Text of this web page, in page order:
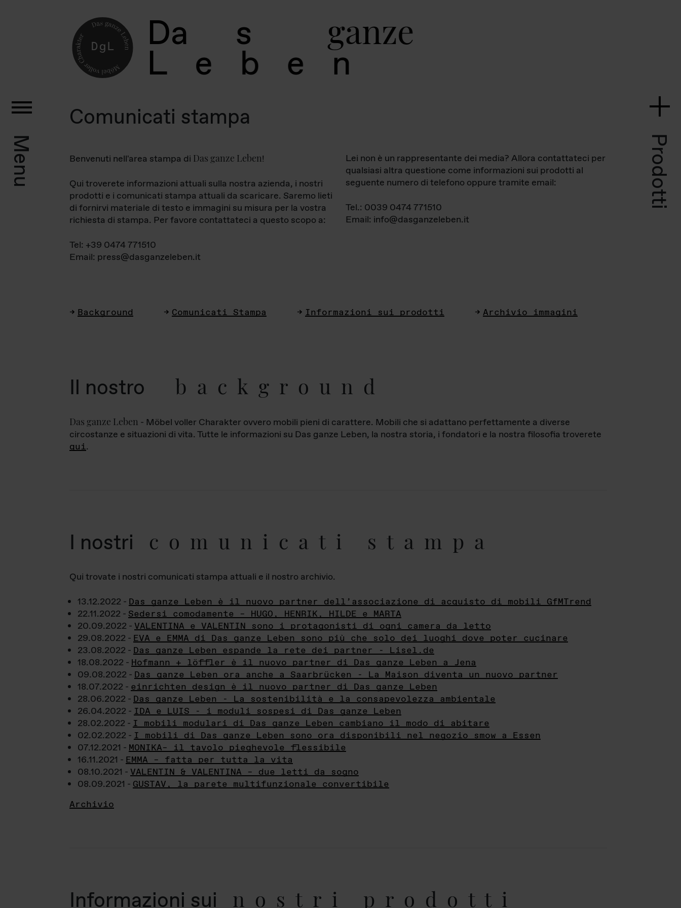
Da s ganz
L e b e
Menu Prodotti
Comunicati stampa
Benvenuti nell'area stampa di Das ganze Leben!
Qui troverete informazioni attuali sulla nostra azienda, i nostri
prodotti e i comunicati stampa attuali da scaricare. Saremo lieti
di fornirvi materiale di testo e immagini su misura per la vostra
richiesta di stampa. Per favore contattateci a questo scopo a:
Tel: +39 0474 771510
Email: press@dasganzeleben.it
Lei non è un rappresentante dei media? Allora contattateci per
qualsiasi altra questione come informazioni sui prodotti al
seguente numero di telefono oppure tramite email:
Tel.: 0039 0474 771510
Email: info@dasganzeleben.it
Background Comunicati Stampa Informazioni sui prodotti Archivio immagini
Il nostro background
Das ganze Leben - Möbel voller Charakter ovvero mobili pieni di carattere. Mobili che si adattano perfettamente a diverse
circostanze e situazioni di vita. Tutte le informazioni su Das ganze Leben, la nostra storia, i fondatori e la nostra filosofia troverete
qui.
I nostri comunicati stampa
Qui trovate i nostri comunicati stampa attuali e il nostro archivio.
13.12.2022 - Das ganze Leben è il nuovo partner dell’associazione di acquisto di mobili GfMTrend
22.11.2022 - Sedersi comodamente – HUGO, HENRIK, HILDE e MARTA
20.09.2022 - VALENTINA e VALENTIN sono i protagonisti di ogni camera da letto
29.08.2022 - EVA e EMMA di Das ganze Leben sono più che solo dei luoghi dove poter cucinare
23.08.2022 - Das ganze Leben espande la rete dei partner - Lisel.de
18.08.2022 - Hofmann + löffler è il nuovo partner di Das ganze Leben a Jena
09.08.2022 - Das ganze Leben ora anche a Saarbrücken - La Maison diventa un nuovo partner
18.07.2022 - einrichten design è il nuovo partner di Das ganze Leben
28.06.2022 - Das ganze Leben - La sostenibilità e la consapevolezza ambientale
26.04.2022 - IDA e LUIS - i moduli sospesi di Das ganze Leben
28.02.2022 - I mobili modulari di Das ganze Leben cambiano il modo di abitare
02.02.2022 - I mobili di Das ganze Leben sono ora disponibili nel negozio smow a Essen
07.12.2021 - MONIKA– il tavolo pieghevole flessibile
16.11.2021 - EMMA – fatta per tutta la vita
08.10.2021 - VALENTIN & VALENTINA – due letti da sogno
08.09.2021 - GUSTAV, la parete multifunzionale convertibile
Archivio
Informazioni sui nostri prodotti